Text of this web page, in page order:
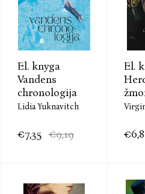
El. knyga
Vandens
chronologija
Lidia Yuknavitch
€7,35 €9,19
El.